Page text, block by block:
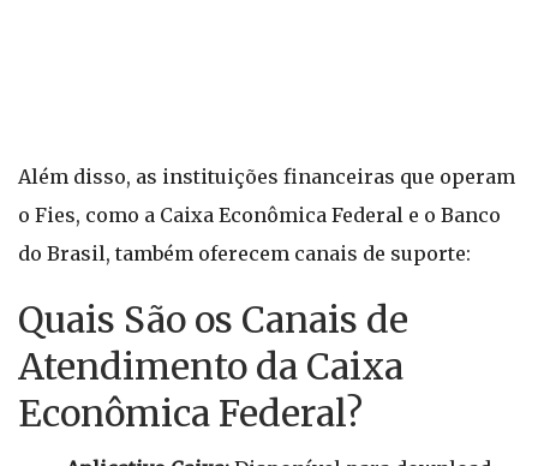
Além disso, as instituições financeiras que operam
o Fies, como a Caixa Econômica Federal e o Banco
do Brasil, também oferecem canais de suporte:
Quais São os Canais de
Atendimento da Caixa
Econômica Federal?